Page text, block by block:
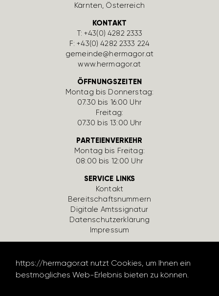
https://hermagor.at nutzt Cookies, um Ihnen ein
bestmögliches Web-Erlebnis bieten zu können.
Kärnten, Öster­reich
KONTAKT
T:+43(0) 4282 2333
F: +43(0) 4282 2333 224
gemeinde@hermagor.at
www.hermagor.at
ÖFFNUNGSZEITEN
Montag bis Donnerstag:
07:30 bis 16:00 Uhr
Freitag:
07:30 bis 13:00 Uhr
PARTEIENVERKEHR
Montag bis Freitag:
08:00 bis 12:00 Uhr
SERVICE LINKS
Kontakt
Bereit­schafts­num­mern
Digi­tale Amts­si­gnatur
Daten­schutz­er­klä­rung
Impressum